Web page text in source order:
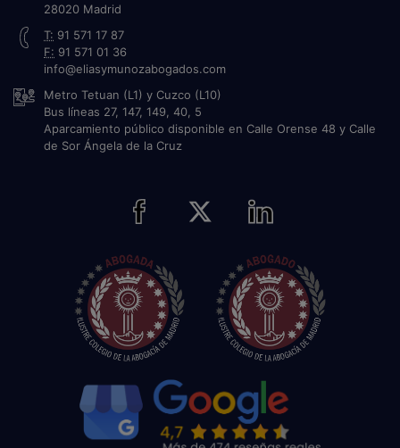
28020 Madrid
T: 91 571 17 87
F: 91 571 01 36
info@eliasymunozabogados.com
Metro Tetuan (L1) y Cuzco (L10)
Bus líneas 27, 147, 149, 40, 5
Aparcamiento público disponible en Calle Orense 48 y Calle
de Sor Ángela de la Cruz